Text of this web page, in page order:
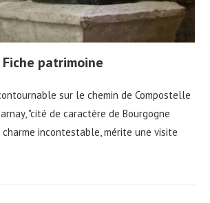
patrimoine
sur le chemin de Compostelle
"cité de caractère de Bourgogne
charme incontestable, mérite une visite